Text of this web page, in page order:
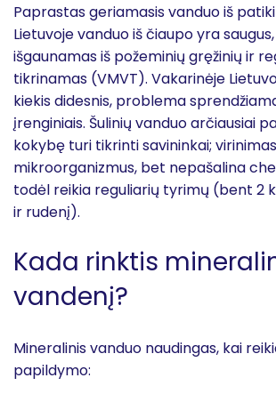
Paprastas geriamasis vanduo iš
Lietuvoje vanduo iš čiaupo yra
išgaunamas iš požeminių gręžinių ir
tikrinamas (VMVT). Vakarinėje
kiekis didesnis, problema
įrenginiais. Šulinių vanduo arčiausiai
kokybę turi tikrinti savininkai;
mikroorganizmus, bet nepašalina
todėl reikia reguliarių tyrimų (bent 2
ir rudenį).
Kada rinktis
vandenį?
Mineralinis vanduo naudingas, kai
papildymo: